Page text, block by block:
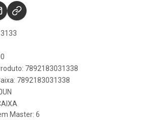
7892183031338
7892183031338
Master: 6